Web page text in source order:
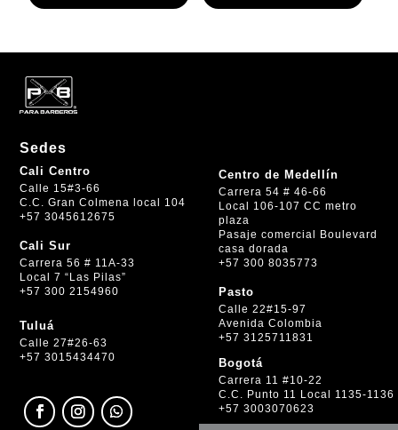
Sedes
Cali Centro
Calle 15#3-66
C.C. Gran Colmena local 104
+57 3045612675
Cali Sur
Carrera 56 # 11A-33
Local 7 “Las Pilas”
+57 300 2154960
Tuluá
Calle 27#26-63
+57 3015434470
Centro de Medellín
Carrera 54 # 46-66
Local 106-107 CC metro
plaza
Pasaje comercial Boulevard
casa dorada
+57 300 8035773
Pasto
Calle 22#15-97
Avenida Colombia
+57 3125711831
Bogotá
Carrera 11 #10-22
C.C. Punto 11 Local 1135-1136
+57 3003070623